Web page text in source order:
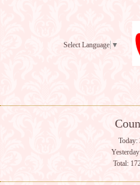
Select Language ▼
Today:
Total: